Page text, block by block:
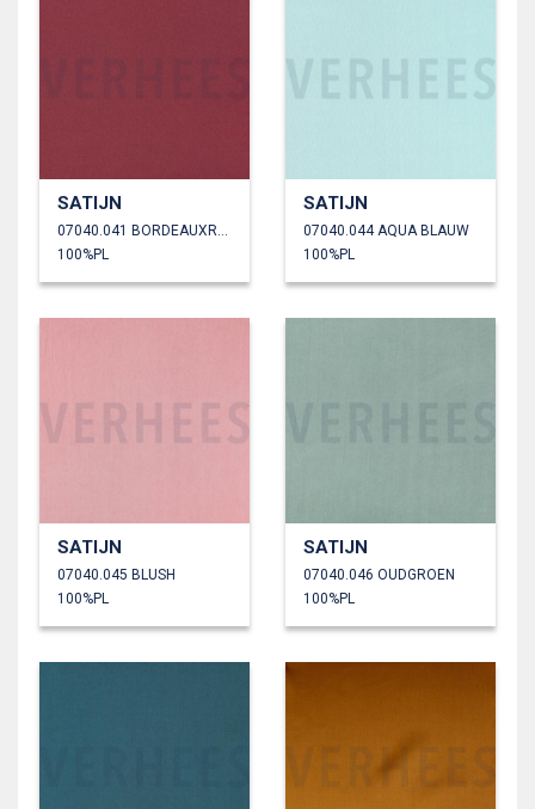
SATIJN
07040.041 BORDEAUXROOD
100%PL
SATIJN
07040.044 AQUA BLAUW
100%PL
SATIJN
07040.045 BLUSH
100%PL
SATIJN
07040.046 OUDGROEN
100%PL